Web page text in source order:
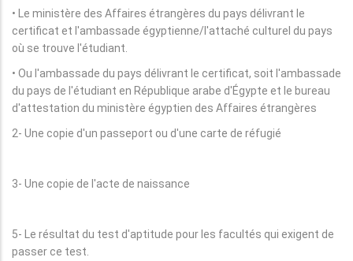
• Le ministère des Affaires étrangères du pays délivrant le
certificat et l'ambassade égyptienne/l'attaché culturel du pays
où se trouve l'étudiant.
• Ou l'ambassade du pays délivrant le certificat, soit l'ambassade
du pays de l'étudiant en République arabe d'Égypte et le bureau
d'attestation du ministère égyptien des Affaires étrangères
2- Une copie d'un passeport ou d'une carte de réfugié
3- Une copie de l'acte de naissance
5- Le résultat du test d'aptitude pour les facultés qui exigent de
passer ce test.